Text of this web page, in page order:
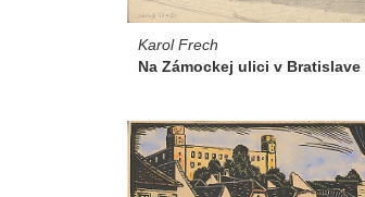
Karol Frech
Na Zámockej ulici v Bratislave